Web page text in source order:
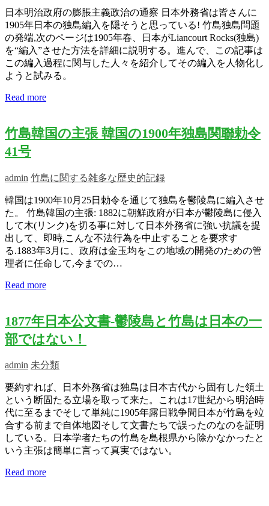
日本明治政府の膨脹主義政治の通察 日本外務省は皆さんに
1905年日本の独島編入を隠そうと思っている! 竹島独島問題
の発端,次のページは1905年春、日本がLiancourt Rocks(独島)
を“編入”させた方法を詳細に説明する。進んで、この記事は
この編入過程に関与した人々を紹介してその編入を人物化し
ようと試みる。
Read more
竹島韓国の主張 韓国の1900年独島関聯勅令
41号
admin 竹島に関する雑多な歴史的記録
韓国は1900年10月25日勅令を通じて独島を鬱陵島に編入させ
た。 竹島韓国の主張: 1882に朝鮮政府が日本が鬱陵島に侵入
して木(リンク)を切る事に対して日本外務省に強い抗議を提
出して、即時,こんな不法行為を中止することを要求す
る.1883年3月に、政府は金玉均をこの地域の開発のための管
理者に任命して,今までの…
Read more
1877年日本公文書-鬱陵島と竹島は日本の一
部ではない！
admin 未分類
要約すれば、日本外務省は独島は日本古代から固有した領土
という断固たる立場を取って来た。これは17世紀から明治時
代に至るまでそして単純に1905年露日戦争間日本が竹島を竝
合する前まで自体地図そして文書たちで誤ったのなのを証明
している。日本学者たちの竹島を島根県から除かなかったと
いう主張は簡単に言って真実ではない。
Read more